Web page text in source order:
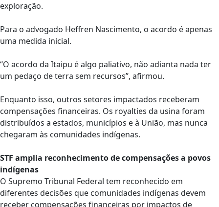
exploração.
Para o advogado Heffren Nascimento, o acordo é apenas
uma medida inicial.
“O acordo da Itaipu é algo paliativo, não adianta nada ter
um pedaço de terra sem recursos”, afirmou.
Enquanto isso, outros setores impactados receberam
compensações financeiras. Os royalties da usina foram
distribuídos a estados, municípios e à União, mas nunca
chegaram às comunidades indígenas.
STF amplia reconhecimento de compensações a povos
indígenas
O Supremo Tribunal Federal tem reconhecido em
diferentes decisões que comunidades indígenas devem
receber compensações financeiras por impactos de